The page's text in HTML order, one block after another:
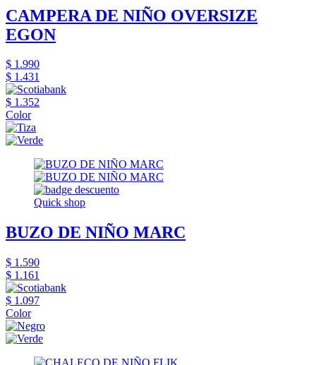
CAMPERA DE NIÑO OVERSIZE
EGON
$ 1.990
$ 1.431
$ 1.352
Color
Quick shop
BUZO DE NIÑO MARC
$ 1.590
$ 1.161
$ 1.097
Color